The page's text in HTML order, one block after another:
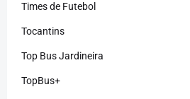
Times de Futebol
Tocantins
Top Bus Jardineira
TopBus+